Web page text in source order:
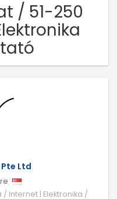
/ 51-250
Ltd
Internet | Elektronika /